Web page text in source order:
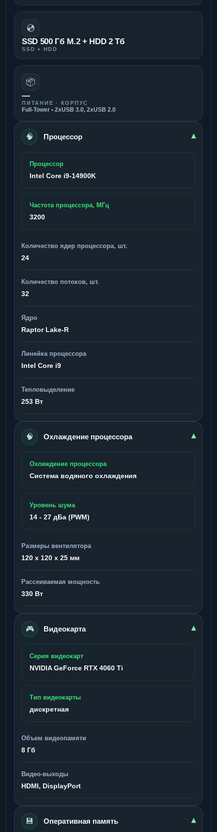
💿
SSD 500 Гб M.2 + HDD 2 Тб
SSD + HDD
📦
—
ПИТАНИЕ · КОРПУС
Full-Tower • 2xUSB 3.0, 2xUSB 2.0
🧠 Процессор ▾
Процессор
Intel Core i9-14900K
Частота процессора, МГц
3200
Количество ядер процессора, шт.
24
Количество потоков, шт.
32
Ядро
Raptor Lake-R
Линейка процессора
Intel Core i9
Тепловыделение
253 Вт
🧠 Охлаждение процессора ▾
Охлаждение процессора
Система водяного охлаждения
Уровень шума
14 - 27 дБа (PWM)
Размеры вентилятора
120 x 120 x 25 мм
Рассеиваемая мощность
330 Вт
🎮 Видеокарта ▾
Серия видеокарт
NVIDIA GeForce RTX 4060 Ti
Тип видеокарты
дискретная
Объем видеопамяти
8 Гб
Видео-выходы
HDMI, DisplayPort
💾 Оперативная память ▾